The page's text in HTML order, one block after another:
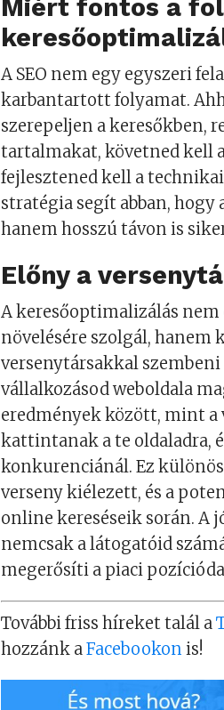
Miért fontos a
A SEO nem egy egyszeri
karbantartott folyamat.
szerepeljen a keresőkben,
tartalmakat, követned kell
fejlesztened kell a
stratégia segít abban, hogy
hanem hosszú távon is
Előny a
A keresőoptimalizálás
növelésére szolgál, hanem
versenytársakkal szembeni
vállalkozásod weboldala
eredmények között, mint a
kattintanak a te oldaladra,
konkurenciánál. Ez
verseny kiélezett, és a
online kereséseik során. A
nemcsak a látogatóid
megerősíti a piaci
További friss híreket talál a
hozzánk aFacebookon is!